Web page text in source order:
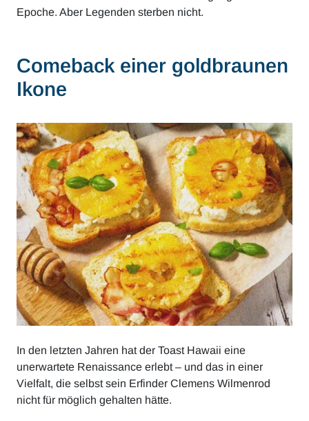
Epoche. Aber Legenden sterben nicht.
Comeback einer goldbraunen
Ikone
In den letzten Jahren hat der Toast Hawaii eine
unerwartete Renaissance erlebt – und das in einer
Vielfalt, die selbst sein Erfinder Clemens Wilmenrod
nicht für möglich gehalten hätte.